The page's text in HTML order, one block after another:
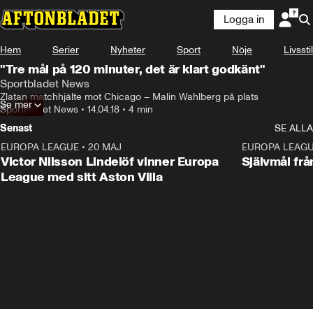
Logga in
Hem Serier Nyheter Sport Nöje Livsstil
"Tre mål på 120 minuter, det är klart godkänt"
Sportbladet News
Zlatan matchhjälte mot Chicago – Malin Wahlberg på plats
Sportbladet News • 14.04.18 • 4 min
Se mer
Senast
SE ALLA
EUROPA LEAGUE • 20 MAJ
Victor Nilsson Lindelöf vinner Europa
League med sitt Aston Villa
EUROPA
Självmål